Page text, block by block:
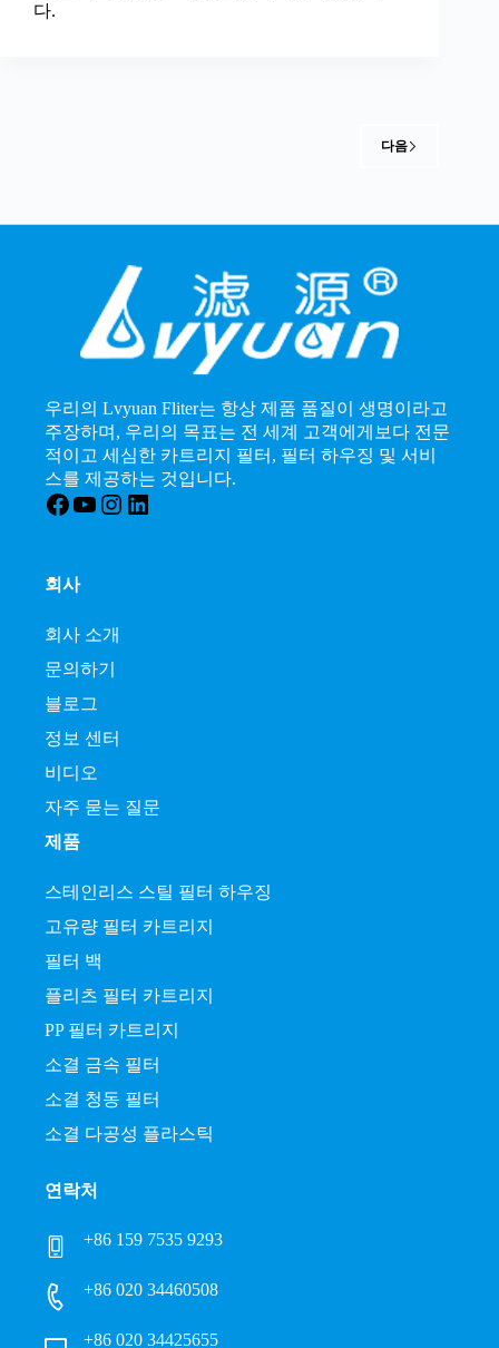
다.
다음
우리의 Lvyuan Fliter는 항상 제품 품질이 생명이라고
주장하며, 우리의 목표는 전 세계 고객에게보다 전문
적이고 세심한 카트리지 필터, 필터 하우징 및 서비
스를 제공하는 것입니다.
Facebook
YouTube
인스타그램 LinkedIn
회사
회사 소개
문의하기
블로그
정보 센터
비디오
자주 묻는 질문
제품
스테인리스 스틸 필터 하우징
고유량 필터 카트리지
필터 백
플리츠 필터 카트리지
PP 필터 카트리지
소결 금속 필터
소결 청동 필터
소결 다공성 플라스틱
연락처
+86 159 7535 9293
+86 020 34460508
+86 020 34425655